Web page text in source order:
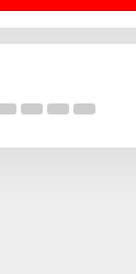
Griezmann
di Leagues